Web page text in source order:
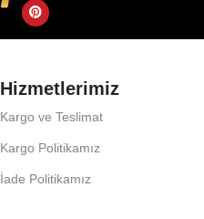
Hizmetlerimiz
Kargo ve Teslimat
Kargo Politikamız
İade Politikamız